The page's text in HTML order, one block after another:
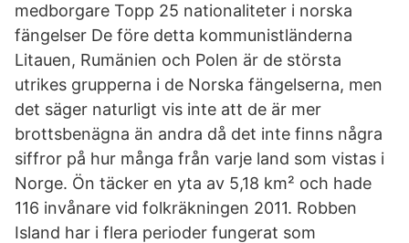
medborgare Topp 25 nationaliteter i norska
fängelser De före detta kommunistländerna
Litauen, Rumänien och Polen är de största
utrikes grupperna i de Norska fängelserna, men
det säger naturligt vis inte att de är mer
brottsbenägna än andra då det inte finns några
siffror på hur många från varje land som vistas i
Norge. Ön täcker en yta av 5,18 km² och hade
116 invånare vid folkräkningen 2011. Robben
Island har i flera perioder fungerat som